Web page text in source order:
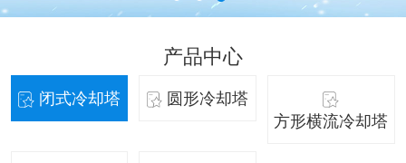
产品中心
闭式冷却塔
圆形冷却塔
方形横流冷却塔